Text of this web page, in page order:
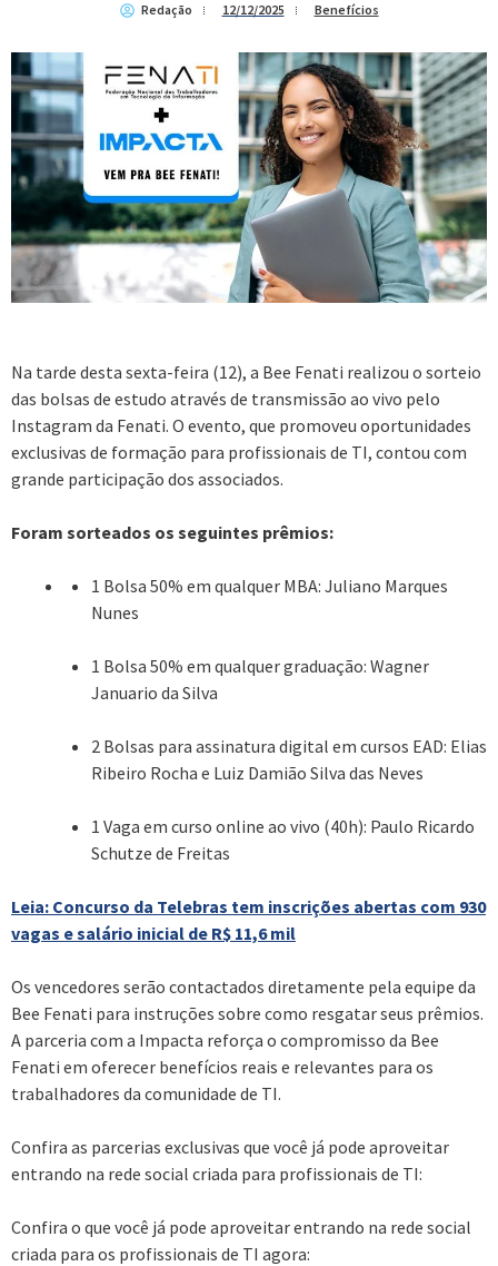
Redação 12/12/2025 Benefícios
Na tarde desta sexta-feira (12), a Bee Fenati realizou o sorteio
das bolsas de estudo através de transmissão ao vivo pelo
Instagram da Fenati. O evento, que promoveu oportunidades
exclusivas de formação para profissionais de TI, contou com
grande participação dos associados.
Foram sorteados os seguintes prêmios:
1 Bolsa 50% em qualquer MBA: Juliano Marques
Nunes
1 Bolsa 50% em qualquer graduação: Wagner
Januario da Silva
2 Bolsas para assinatura digital em cursos EAD: Elias
Ribeiro Rocha e Luiz Damião Silva das Neves
1 Vaga em curso online ao vivo (40h): Paulo Ricardo
Schutze de Freitas
Leia: Concurso da Telebras tem inscrições abertas com 930
vagas e salário inicial de R$ 11,6 mil
Os vencedores serão contactados diretamente pela equipe da
Bee Fenati para instruções sobre como resgatar seus prêmios.
A parceria com a Impacta reforça o compromisso da Bee
Fenati em oferecer benefícios reais e relevantes para os
trabalhadores da comunidade de TI.
Confira as parcerias exclusivas que você já pode aproveitar
entrando na rede social criada para profissionais de TI:
Confira o que você já pode aproveitar entrando na rede social
criada para os profissionais de TI agora: